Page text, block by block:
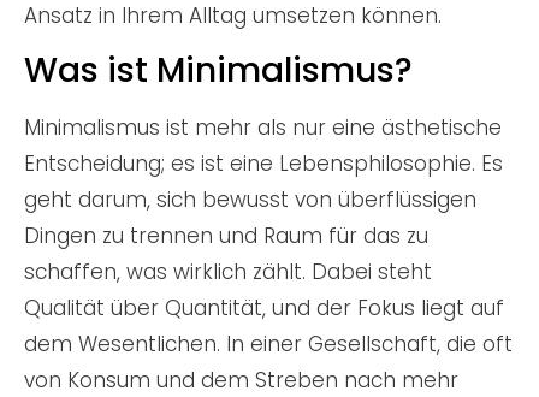
Ansatz in Ihrem Alltag umsetzen können.
Was ist Minimalismus?
Minimalismus ist mehr als nur eine ästhetische
Entscheidung; es ist eine Lebensphilosophie. Es
geht darum, sich bewusst von überflüssigen
Dingen zu trennen und Raum für das zu
schaffen, was wirklich zählt. Dabei steht
Qualität über Quantität, und der Fokus liegt auf
dem Wesentlichen. In einer Gesellschaft, die oft
von Konsum und dem Streben nach mehr